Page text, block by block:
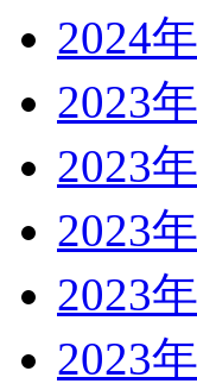
2024
2023
2023
2023
2023
2023